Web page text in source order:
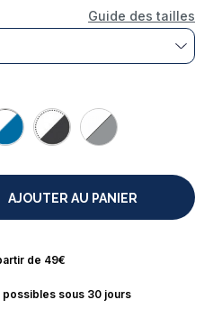
Guide des tailles
AJOUTER AU PANIER
de 49€
possibles sous 30 jours